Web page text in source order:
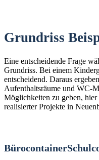
Grundriss
Eine entscheidende Frage
Grundriss. Bei einem
entscheidend. Daraus
Aufenthaltsräume und WC-
Möglichkeiten zu geben, hier
realisierter Projekte in
Bürocontainer